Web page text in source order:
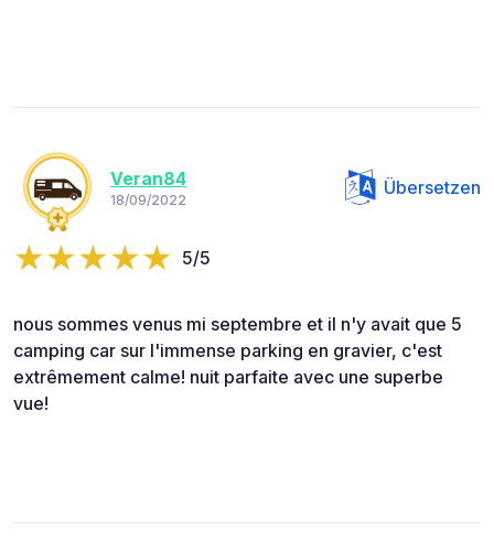
Veran84
18/09/2022
Übersetzen
5/5
nous sommes venus mi septembre et il n'y avait que 5
camping car sur l'immense parking en gravier, c'est
extrêmement calme! nuit parfaite avec une superbe
vue!